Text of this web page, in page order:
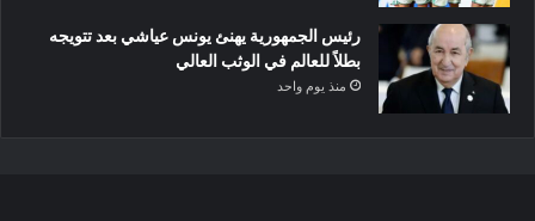
رئيس الجمهورية يهنئ يونس عياشي بعد تتويجه
بطلاً للعالم في الوثب العالي
منذ يوم واحد